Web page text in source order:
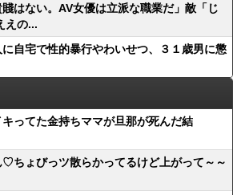
賤はない。AV女優は立派な職業だ」敵「じ
えの...
自宅で性的暴行やわいせつ、３１歳男に懲
キってた金持ちママが旦那が死んだ結
♡ちょびっツ散らかってるけど上がって～～